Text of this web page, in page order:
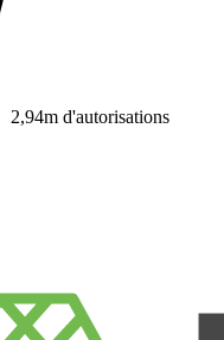
2,94m d'autorisations